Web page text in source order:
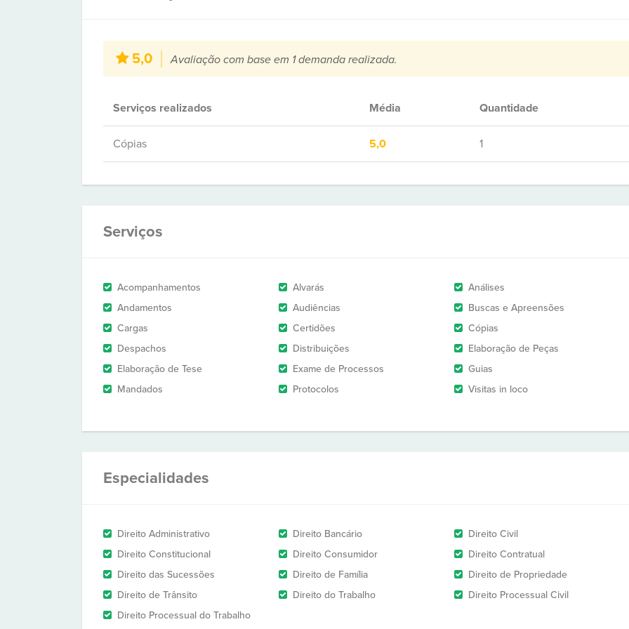
5,0 Avaliação com base em 1 demanda realizada.
Serviços realizados Média Quantidade
Cópias 5,0 1
Serviços
Acompanhamentos Alvarás
Análises
Andamentos
Audiências
Buscas e Apreensões
Cargas
Certidões
Cópias
Despachos
Distribuições
Elaboração de Peças
Elaboração de Tese
Exame de Processos
Guias
Mandados
Protocolos Visitas in loco
Especialidades
Direito Administrativo Direito Bancário
Direito Civil
Direito Constitucional
Direito Consumidor
Direito Contratual
Direito das Sucessões
Direito de Família
Direito de Propriedade
Direito de Trânsito
Direito do Trabalho
Direito Processual Civil
Direito Processual do Trabalho